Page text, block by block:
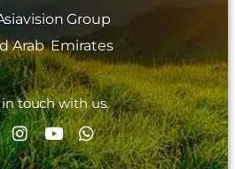
Group
Arab Emirates
touch with us.